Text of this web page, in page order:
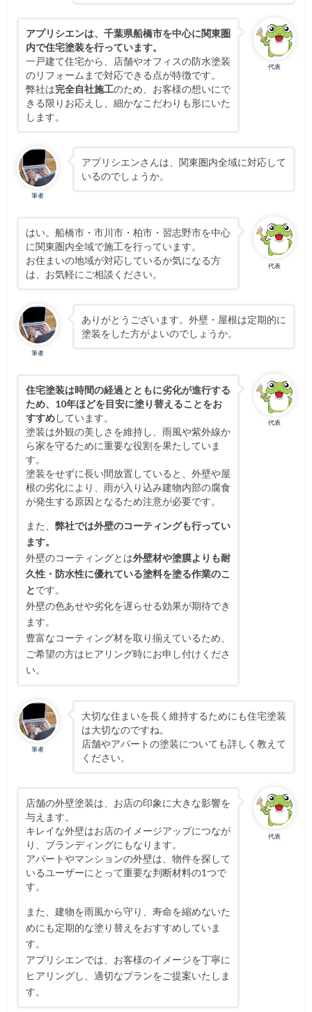
代表
アプリシエンは、千葉県船橋市を中心に関東圏
内で住宅塗装を行っています。
一戸建て住宅から、店舗やオフィスの防水塗装
のリフォームまで対応できる点が特徴です。
弊社は完全自社施工のため、お客様の想いにで
きる限りお応えし、細かなこだわりも形にいた
します。
筆者
アプリシエンさんは、関東圏内全域に対応して
いるのでしょうか。
代表
はい。船橋市・市川市・柏市・習志野市を中心
に関東圏内全域で施工を行っています。
お住まいの地域が対応しているか気になる方
は、お気軽にご相談ください。
筆者
ありがとうございます。外壁・屋根は定期的に
塗装をした方がよいのでしょうか。
代表
住宅塗装は時間の経過とともに劣化が進行する
ため、10年ほどを目安に塗り替えることをお
すすめしています。
塗装は外観の美しさを維持し、雨風や紫外線か
ら家を守るために重要な役割を果たしていま
す。
塗装をせずに長い間放置していると、外壁や屋
根の劣化により、雨が入り込み建物内部の腐食
が発生する原因となるため注意が必要です。
また、 弊社では外壁のコーティングも行ってい
ます。
外壁のコーティングとは外壁材や塗膜よりも耐
久性・防水性に優れている塗料を塗る作業のこ
とです。
外壁の色あせや劣化を遅らせる効果が期待でき
ます。
豊富なコーティング材を取り揃えているため、
ご希望の方はヒアリング時にお申し付けくださ
い。
筆者
大切な住まいを長く維持するためにも住宅塗装
は大切なのですね。
店舗やアパートの塗装についても詳しく教えて
ください。
代表
店舗の外壁塗装は、お店の印象に大きな影響を
与えます。
キレイな外壁はお店のイメージアップにつなが
り、ブランディングにもなります。
アパートやマンションの外壁は、物件を探して
いるユーザーにとって重要な判断材料の1つで
す。
また、建物を雨風から守り、寿命を縮めないた
めにも定期的な塗り替えをおすすめしていま
す。
アプリシエンでは、お客様のイメージを丁寧に
ヒアリングし、適切なプランをご提案いたしま
す。